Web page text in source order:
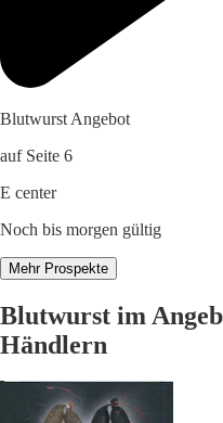
Blutwurst Angebot
auf Seite 6
E center
Noch bis morgen gültig
Mehr Prospekte
Blutwurst im
Händlern